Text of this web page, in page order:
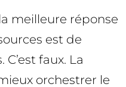
meilleure réponse
est de
faux. La
orchestrer le